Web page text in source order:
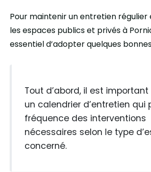
Pour maintenir un entretien régulier
les espaces publics et privés à
essentiel d’adopter quelques
Tout d’abord, il est important
un calendrier d’entretien qui
fréquence des interventions
nécessaires selon le type
concerné.